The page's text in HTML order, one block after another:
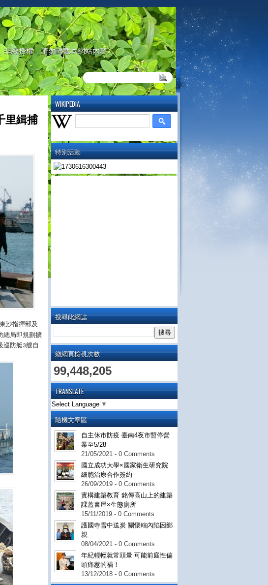
經授權，請勿轉載本網站內容
WIKIPEDIA
特別活動
搜尋此網誌
總網頁檢視次數
99,448,205
TRANSLATE
Select Language ▼
隨機文章區
自主休市防疫 臺南4夜市暫停營
業至5/28
21/05/2021 - 0 Comments
國立成功大學×國家衛生研究院
細胞治療合作簽約
26/09/2019 - 0 Comments
實構建築教育 銘傳高山上的建築
課蓋書屋×生態廁所
15/11/2019 - 0 Comments
護國寺雪中送炭 關懷轄內陷困鄉
親
08/04/2021 - 0 Comments
年紀輕輕就常頭暈 可能前庭性偏
頭痛惹的禍！
13/12/2018 - 0 Comments
里緝捕
沙指揮部及
總局即規劃擴
巡防艇3艘自